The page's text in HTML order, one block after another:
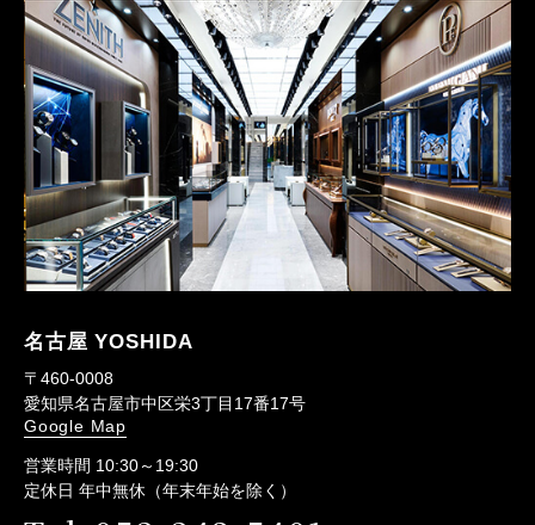
名古屋 YOSHIDA
〒460-0008
愛知県名古屋市中区栄3丁目17番17号
Google Map
営業時間 10:30～19:30
定休日 年中無休（年末年始を除く）